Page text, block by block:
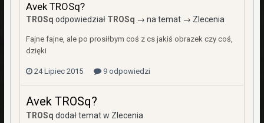
Avek TROSq?
TROSq odpowiedział TROSq → na temat → Zlecenia
Fajne fajne, ale po prosiłbym coś z cs jakiś obrazek czy coś,
dzięki
24 Lipiec 2015 9 odpowiedzi
Avek TROSq?
TROSq dodał temat w Zlecenia